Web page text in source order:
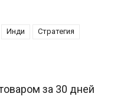
Инди Стратегия
за 30 дней